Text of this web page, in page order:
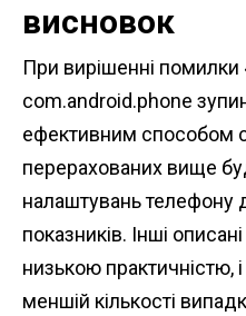
висновок
При вирішенні
com.android.phone
ефективним способом
перерахованих вище
налаштувань телефону
показників. Інші
низькою практичністю,
меншій кількості